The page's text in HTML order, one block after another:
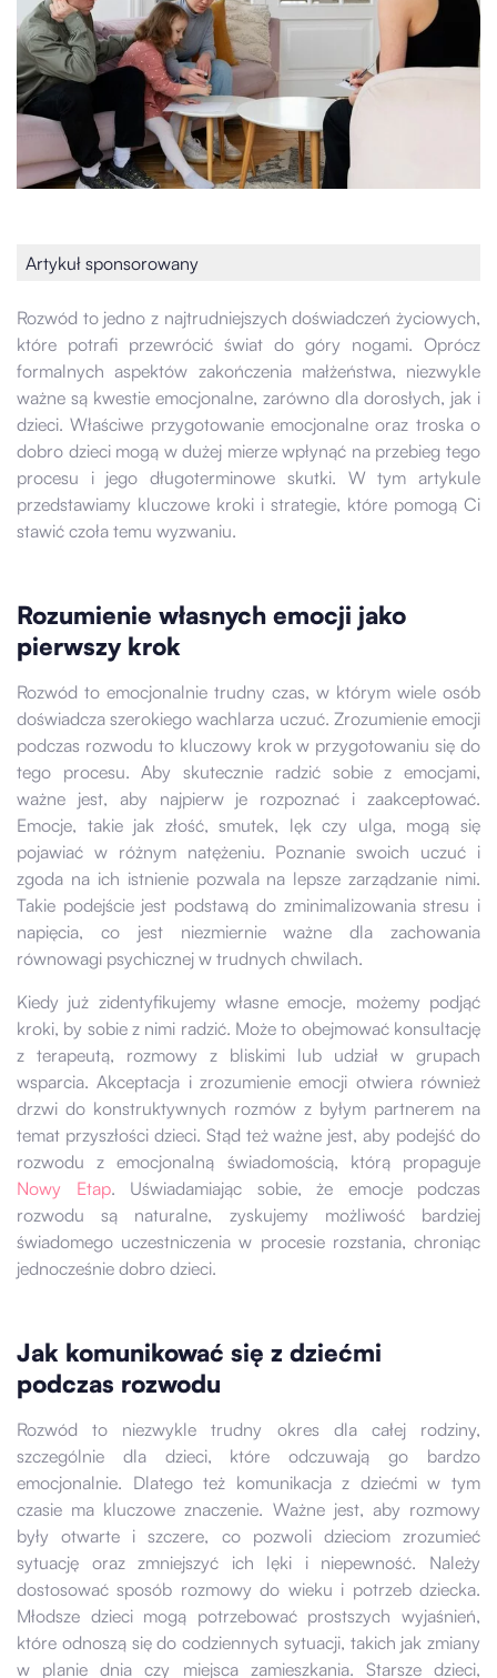
Artykuł sponsorowany
Rozwód to jedno z najtrudniejszych doświadczeń życiowych,
które potrafi przewrócić świat do góry nogami. Oprócz
formalnych aspektów zakończenia małżeństwa, niezwykle
ważne są kwestie emocjonalne, zarówno dla dorosłych, jak i
dzieci. Właściwe przygotowanie emocjonalne oraz troska o
dobro dzieci mogą w dużej mierze wpłynąć na przebieg tego
procesu i jego długoterminowe skutki. W tym artykule
przedstawiamy kluczowe kroki i strategie, które pomogą Ci
stawić czoła temu wyzwaniu.
Rozumienie własnych emocji jako
pierwszy krok
Rozwód to emocjonalnie trudny czas, w którym wiele osób
doświadcza szerokiego wachlarza uczuć. Zrozumienie emocji
podczas rozwodu to kluczowy krok w przygotowaniu się do
tego procesu. Aby skutecznie radzić sobie z emocjami,
ważne jest, aby najpierw je rozpoznać i zaakceptować.
Emocje, takie jak złość, smutek, lęk czy ulga, mogą się
pojawiać w różnym natężeniu. Poznanie swoich uczuć i
zgoda na ich istnienie pozwala na lepsze zarządzanie nimi.
Takie podejście jest podstawą do zminimalizowania stresu i
napięcia, co jest niezmiernie ważne dla zachowania
równowagi psychicznej w trudnych chwilach.
Kiedy już zidentyfikujemy własne emocje, możemy podjąć
kroki, by sobie z nimi radzić. Może to obejmować konsultację
z terapeutą, rozmowy z bliskimi lub udział w grupach
wsparcia. Akceptacja i zrozumienie emocji otwiera również
drzwi do konstruktywnych rozmów z byłym partnerem na
temat przyszłości dzieci. Stąd też ważne jest, aby podejść do
rozwodu z emocjonalną świadomością, którą propaguje
Nowy Etap. Uświadamiając sobie, że emocje podczas
rozwodu są naturalne, zyskujemy możliwość bardziej
świadomego uczestniczenia w procesie rozstania, chroniąc
jednocześnie dobro dzieci.
Jak komunikować się z dziećmi
podczas rozwodu
Rozwód to niezwykle trudny okres dla całej rodziny,
szczególnie dla dzieci, które odczuwają go bardzo
emocjonalnie. Dlatego też komunikacja z dziećmi w tym
czasie ma kluczowe znaczenie. Ważne jest, aby rozmowy
były otwarte i szczere, co pozwoli dzieciom zrozumieć
sytuację oraz zmniejszyć ich lęki i niepewność. Należy
dostosować sposób rozmowy do wieku i potrzeb dziecka.
Młodsze dzieci mogą potrzebować prostszych wyjaśnień,
które odnoszą się do codziennych sytuacji, takich jak zmiany
w planie dnia czy miejsca zamieszkania. Starsze dzieci,